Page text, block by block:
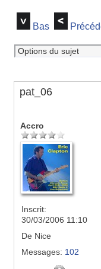
Bas
pat_06
Accro
Inscrit:
30/03/2006 11:10
De Nice
Messages: 102